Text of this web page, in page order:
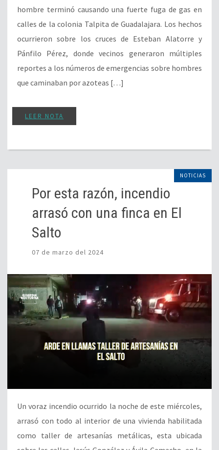
hombre terminó causando una fuerte fuga de gas en
calles de la colonia Talpita de Guadalajara. Los hechos
ocurrieron sobre los cruces de Esteban Alatorre y
Pánfilo Pérez, donde vecinos generaron múltiples
reportes a los números de emergencias sobre hombres
que caminaban por azoteas […]
LEER NOTA
NOTICIAS
Por esta razón, incendio
arrasó con una finca en El
Salto
07 de marzo del 2024
Un voraz incendio ocurrido la noche de este miércoles,
arrasó con todo al interior de una vivienda habilitada
como taller de artesanías metálicas, esta ubicada